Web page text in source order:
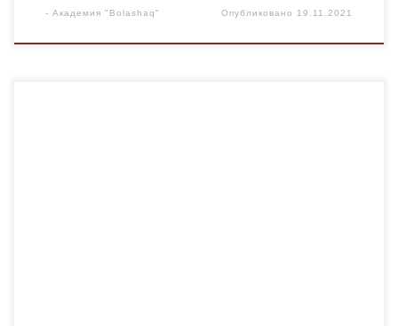
- Академия "Bolashaq" Опубликовано 19.11.2021